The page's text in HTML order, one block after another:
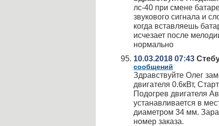
лс-40 при смене
звукового сигнала и
когда вставляешь
исчезает после
нормально
10.03.2018 07:43
сообщений
Здравствуйте Олег
двигателя 0.6кВт,
Подогрев двигателя
устанавливается в
диаметром 34 мм.
номер заказа.